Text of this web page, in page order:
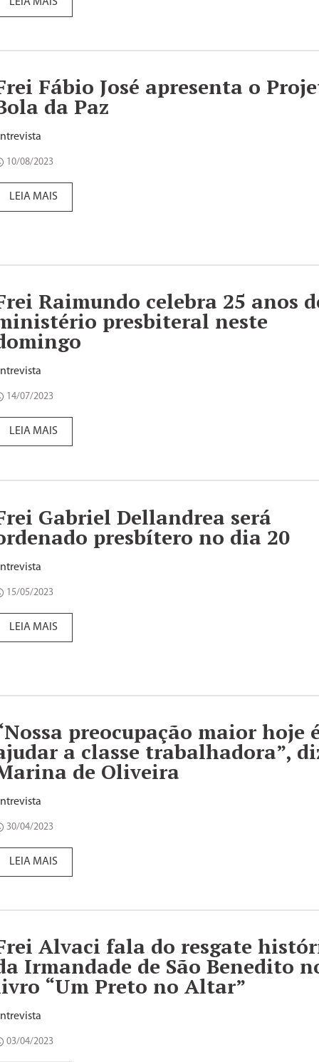
LEIA MAIS
Fábio José apresenta o
da Paz
10/08/2023
LEIA MAIS
Raimundo celebra 25 anos
presbiteral neste
14/07/2023
LEIA MAIS
Gabriel Dellandrea será
presbítero no dia 20
15/05/2023
LEIA MAIS
preocupação maior hoje
a classe trabalhadora”,
de Oliveira
30/04/2023
LEIA MAIS
Alvaci fala do resgate
Irmandade de São Benedito
“Um Preto no Altar”
03/04/2023